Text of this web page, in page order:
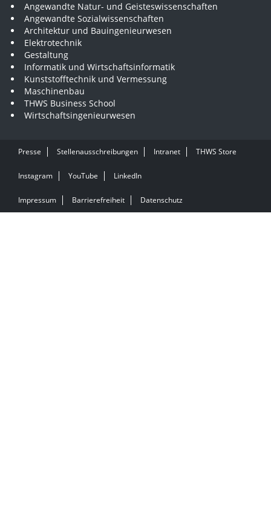
Angewandte Natur- und Geisteswissenschaften
Angewandte Sozialwissenschaften
Architektur und Bauingenieurwesen
Elektrotechnik
Gestaltung
Informatik und Wirtschaftsinformatik
Kunststofftechnik und Vermessung
Maschinenbau
THWS Business School
Wirtschaftsingenieurwesen
Presse Stellenausschreibungen Intranet THWS Store
Instagram YouTube LinkedIn
Impressum Barrierefreiheit Datenschutz